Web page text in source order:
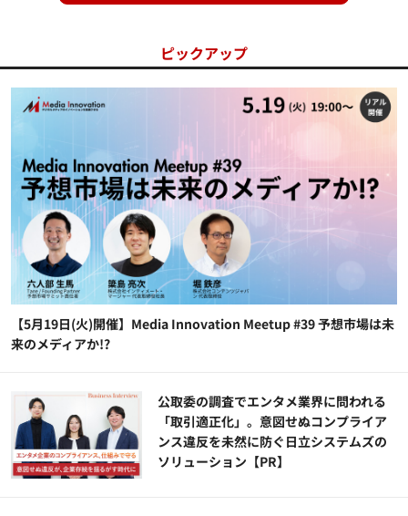
ピックアップ
【5月19日(火)開催】Media Innovation Meetup #39 予想市場は未
来のメディアか!?
公​​取委の調査でエンタメ業界に問われる
「取引適正化」。意図せぬコンプライア
ンス違反を未然に防ぐ日立システムズの
ソリューション​【PR】